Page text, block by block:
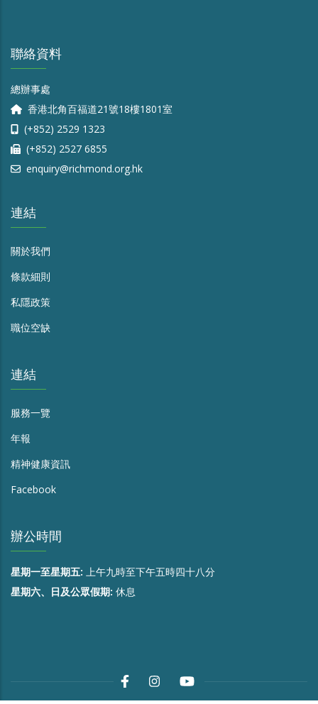
聯絡資料
總辦事處
香港北角百福道21號18樓1801室
(+852) 2529 1323
(+852) 2527 6855
enquiry@richmond.org.hk
連結
關於我們
條款細則
私隱政策
職位空缺
連結
服務一覽
年報
精神健康資訊
Facebook
辦公時間
星期一至星期五: 上午九時至下午五時四十八分
星期六、日及公眾假期: 休息